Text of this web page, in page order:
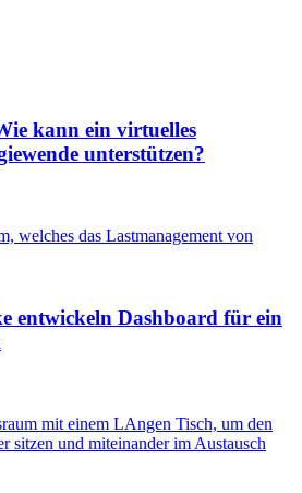
kann ein virtuelles
unterstützen?
entwickeln Dashboard für ein